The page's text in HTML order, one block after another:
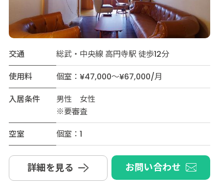
交通
総武・中央線 高円寺駅 徒歩12分
使用料
個室：¥47,000～¥67,000/月
入居条件
男性 女性
※要審査
空室
個室：1
詳細を見る お問い合わせ